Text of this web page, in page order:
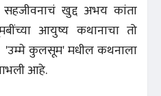
खुद्द अभय कांता
आयुष्य कथानाचा तो
'उम्मे कुलसूम' मधील कथनाला
आहे.